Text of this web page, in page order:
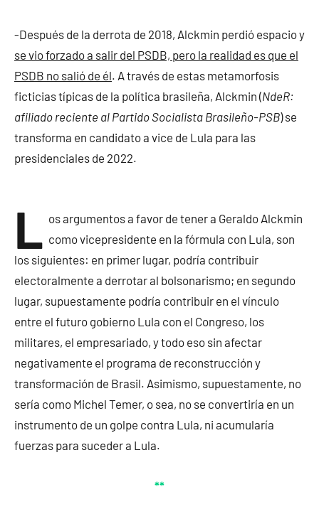
-Después de la derrota de 2018, Alckmin perdió espacio y
se vio forzado a salir del PSDB, pero la realidad es que el
PSDB no salió de él. A través de estas metamorfosis
ficticias típicas de la política brasileña, Alckmin (NdeR:
afiliado reciente al Partido Socialista Brasileño-PSB) se
transforma en candidato a vice de Lula para las
presidenciales de 2022.
L os argumentos a favor de tener a Geraldo Alckmin
como vicepresidente en la fórmula con Lula, son
los siguientes: en primer lugar, podría contribuir
electoralmente a derrotar al bolsonarismo; en segundo
lugar, supuestamente podría contribuir en el vínculo
entre el futuro gobierno Lula con el Congreso, los
militares, el empresariado, y todo eso sin afectar
negativamente el programa de reconstrucción y
transformación de Brasil. Asimismo, supuestamente, no
sería como Michel Temer, o sea, no se convertiría en un
instrumento de un golpe contra Lula, ni acumularía
fuerzas para suceder a Lula.
**